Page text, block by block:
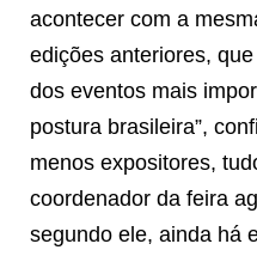
acontecer com a
edições anteriores,
dos eventos mais
postura brasileira”,
menos expositores,
coordenador da feira
segundo ele, ainda há